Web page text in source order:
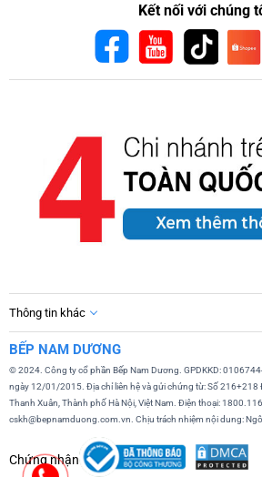
Kết nối với chúng
Thông tin khác
BẾP NAM DƯƠNG
© 2024. Công ty cổ phần Bếp Nam Dương. GPDKKD:
ngày 12/01/2015. Địa chỉ liên hệ và gửi chứng từ: Số 216+218
Thanh Xuân, Thành phố Hà Nội, Việt Nam. Điện thoại:
cskh@bepnamduong.com.vn. Chịu trách nhiệm nội dung: Ngô
Chứng nhận